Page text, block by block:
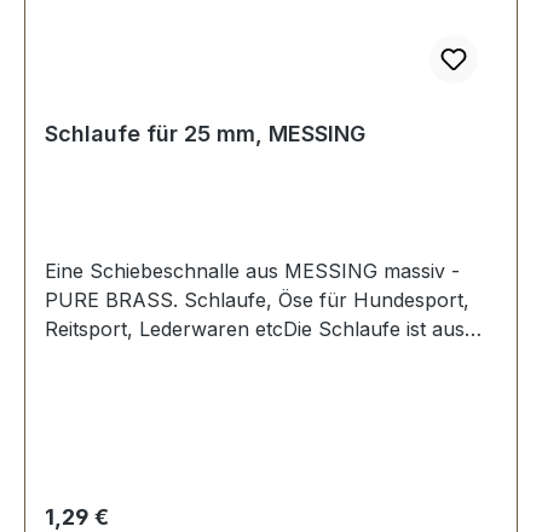
Schlaufe für 25 mm, MESSING
Eine Schiebeschnalle aus MESSING massiv -
PURE BRASS. Schlaufe, Öse für Hundesport,
Reitsport, Lederwaren etcDie Schlaufe ist aus
Regulärer Preis:
1,29 €